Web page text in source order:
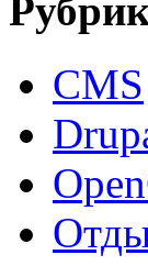
CMS